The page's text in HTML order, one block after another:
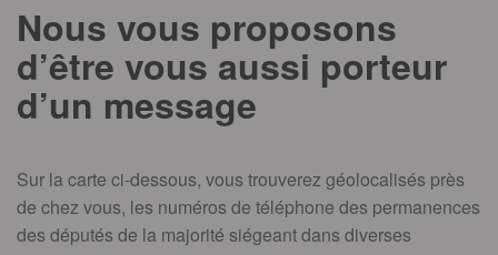
Nous vous proposons
d’être vous aussi porteur
d’un message
Sur la carte ci-dessous, vous trouverez géolocalisés près
de chez vous, les numéros de téléphone des permanences
des députés de la majorité siégeant dans diverses